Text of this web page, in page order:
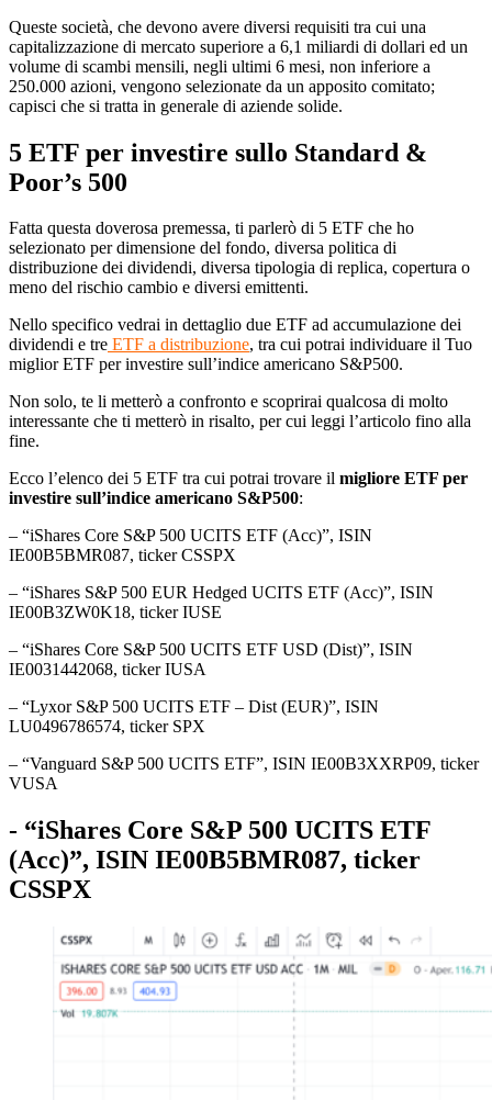
Queste società, che devono avere diversi requisiti tra cui una
capitalizzazione di mercato superiore a 6,1 miliardi di dollari ed un
volume di scambi mensili, negli ultimi 6 mesi, non inferiore a
250.000 azioni, vengono selezionate da un apposito comitato;
capisci che si tratta in generale di aziende solide.
5 ETF per investire sullo Standard &
Poor’s 500
Fatta questa doverosa premessa, ti parlerò di 5 ETF che ho
selezionato per dimensione del fondo, diversa politica di
distribuzione dei dividendi, diversa tipologia di replica, copertura o
meno del rischio cambio e diversi emittenti.
Nello specifico vedrai in dettaglio due ETF ad accumulazione dei
dividendi e tre ETF a distribuzione, tra cui potrai individuare il Tuo
miglior ETF per investire sull’indice americano S&P500.
Non solo, te li metterò a confronto e scoprirai qualcosa di molto
interessante che ti metterò in risalto, per cui leggi l’articolo fino alla
fine.
Ecco l’elenco dei 5 ETF tra cui potrai trovare il migliore ETF per
investire sull’indice americano S&P500:
– “iShares Core S&P 500 UCITS ETF (Acc)”, ISIN
IE00B5BMR087, ticker CSSPX
– “iShares S&P 500 EUR Hedged UCITS ETF (Acc)”, ISIN
IE00B3ZW0K18, ticker IUSE
– “iShares Core S&P 500 UCITS ETF USD (Dist)”, ISIN
IE0031442068, ticker IUSA
– “Lyxor S&P 500 UCITS ETF – Dist (EUR)”, ISIN
LU0496786574, ticker SPX
– “Vanguard S&P 500 UCITS ETF”, ISIN IE00B3XXRP09, ticker
VUSA
- “iShares Core S&P 500 UCITS ETF
(Acc)”, ISIN IE00B5BMR087, ticker
CSSPX